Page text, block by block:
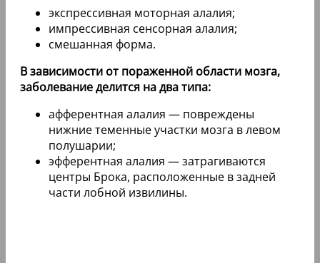
экспрессивная моторная алалия;
импрессивная сенсорная алалия;
смешанная форма.
В зависимости от пораженной области мозга,
заболевание делится на два типа:
афферентная алалия — повреждены
нижние теменные участки мозга в левом
полушарии;
эфферентная алалия — затрагиваются
центры Брока, расположенные в задней
части лобной извилины.